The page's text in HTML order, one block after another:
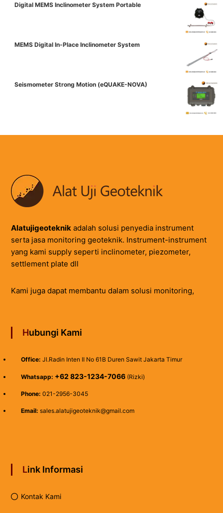
Digital MEMS Inclinometer System Portable
MEMS Digital In-Place Inclinometer System
Seismometer Strong Motion (eQUAKE-NOVA)
Alatujigeoteknikadalah solusi penyedia instrument
serta jasa monitoring geoteknik. Instrument-instrument
yang kami supply seperti inclinometer, piezometer,
settlement plate dll
Kami juga dapat membantu dalam solusi monitoring,
Hubungi Kami
Office: Jl.Radin Inten II No 61B Duren Sawit Jakarta Timur
Whatsapp: +62 823-1234-7066(Rizki)
Phone: 021-2956-3045
Email: sales.alatujigeoteknik@gmail.com
Link Informasi
Kontak Kami